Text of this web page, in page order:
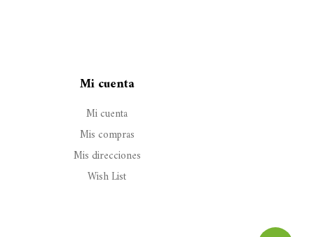
Mi cuenta
Mi cuenta
Mis compras
Mis direcciones
Wish List